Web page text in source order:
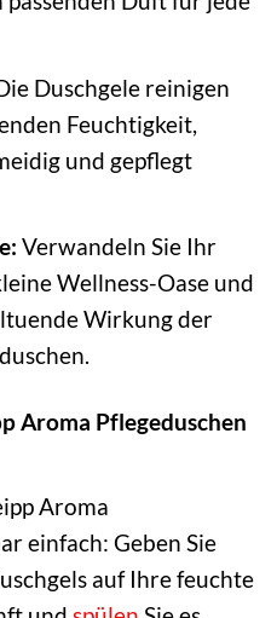
Duschgele reinigen
Feuchtigkeit,
und gepflegt
Verwandeln Sie Ihr
Wellness-Oase und
Wirkung der
Aroma Pflegeduschen
Aroma
einfach: Geben Sie
auf Ihre feuchte